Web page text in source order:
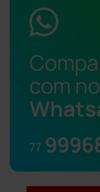
com
77